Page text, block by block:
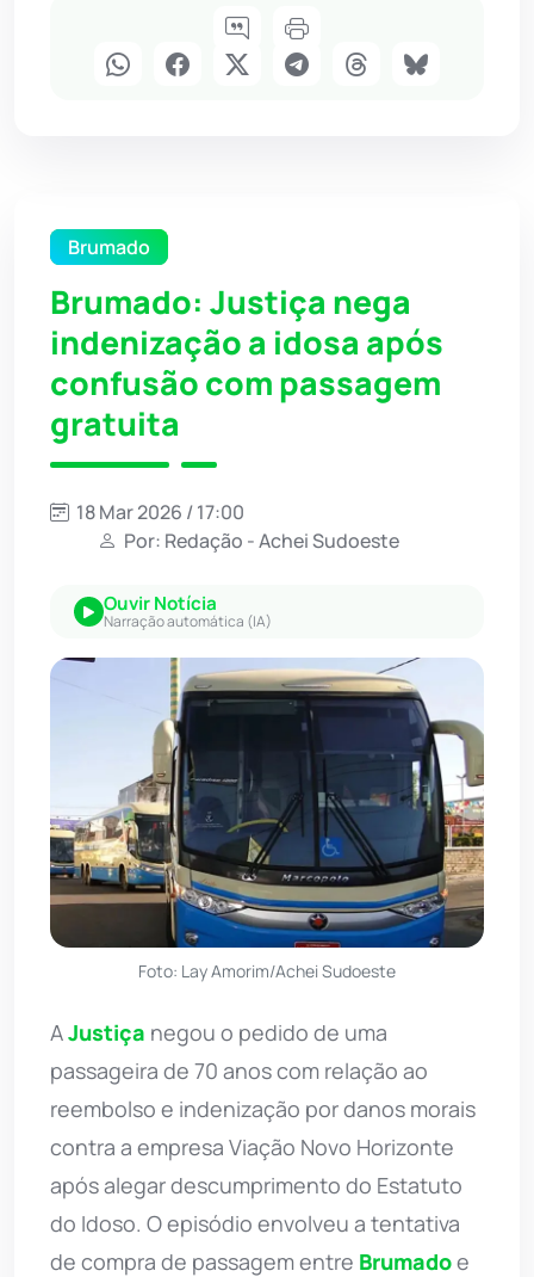
Brumado
Brumado: Justiça nega
indenização a idosa após
confusão com passagem
gratuita
18 Mar 2026 / 17:00
Por: Redação - Achei Sudoeste
Ouvir Notícia
Narração automática (IA)
Foto: Lay Amorim/Achei Sudoeste
AJustiça negou o pedido de uma
passageira de 70 anos com relação ao
reembolso e indenização por danos morais
contra a empresa Viação Novo Horizonte
após alegar descumprimento do Estatuto
do Idoso. O episódio envolveu a tentativa
de compra de passagem entre Brumadoe